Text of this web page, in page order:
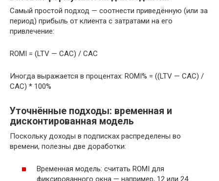
Самый простой подход — соотнести приведённую (или за
период) прибыль от клиента с затратами на его
привлечение:
ROMI = (LTV — CAC) / CAC
Иногда выражается в процентах: ROMI% = ((LTV — CAC) /
CAC) * 100%
Уточнённые подходы: временная и
дисконтированная модель
Поскольку доходы в подписках распределены во
времени, полезны две доработки:
Временная модель: считать ROMI для
фиксированного окна — например, 12 или 24